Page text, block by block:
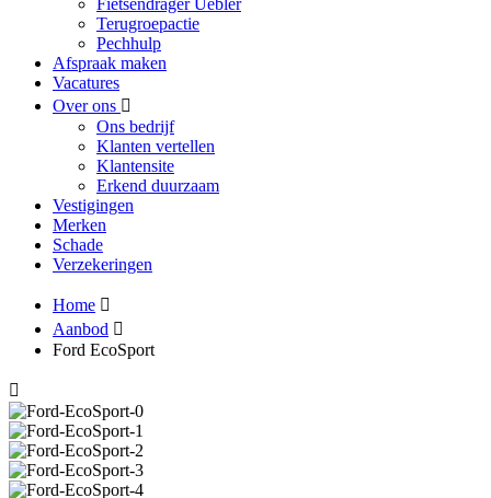
Fietsendrager Uebler
Terugroepactie
Pechhulp
Afspraak maken
Vacatures
Over ons
Ons bedrijf
Klanten vertellen
Klantensite
Erkend duurzaam
Vestigingen
Merken
Schade
Verzekeringen
Home
Aanbod
Ford EcoSport